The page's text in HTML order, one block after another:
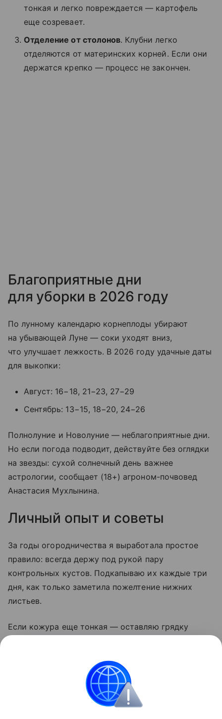
тонкая и легко повреждается — картофель
еще созревает.
Отделение от столонов. Клубни легко
отделяются от материнских корней. Если они
держатся крепко — процесс не закончен.
Благоприятные дни
для уборки в 2026 году
По лунному календарю корнеплоды убирают
на убывающей Луне — соки уходят вниз,
что улучшает лежкость. В 2026 году удачные даты
для выкопки:
Август: 16−18, 21−23, 27−29
Сентябрь: 13−15, 18−20, 24−26
Полнолуние и Новолуние — неблагоприятные дни.
Но если погода подводит, действуйте без оглядки
на звезды: сухой солнечный день важнее
астрологии, сообщает (18+) агроном-почвовед
Анастасия Мухлынина.
Личный опыт и советы
За годы огородничества я выработала простое
правило: всегда держу под рукой пару
контрольных кустов. Подкапываю их каждые три
дня, как только заметила пожелтение нижних
листьев.
Если кожура еще тонкая — оставляю грядку
погребе. Сушка на солнце — лучший дезинфектор,
этим пренебрегать нельзя.